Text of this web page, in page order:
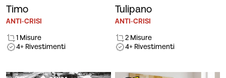
Timo
ANTI-CRISI
1 Misure
4+ Rivestimenti
Tulipano
ANTI-CRISI
2 Misure
4+ Rivestimenti